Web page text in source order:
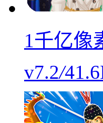
1千亿像
v7.2/